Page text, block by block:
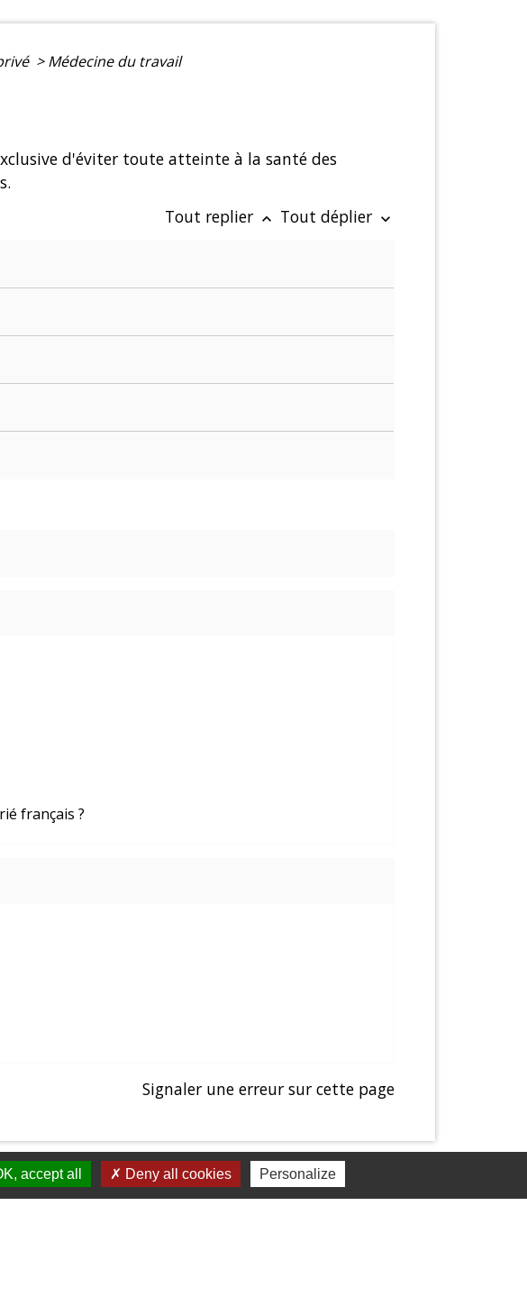
> Médecine du travail
d'éviter toute atteinte à la santé des
Tout replier keyboard_arrow_up Tout déplier keyboard_arrow_down
français ?
Signaler une erreur sur cette page
accept all Deny all cookies Personalize